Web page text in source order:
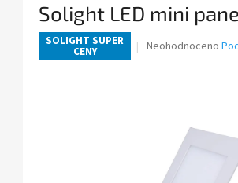
Solight LED mini
SOLIGHT SUPER
CENY
Průměrné
hvězdiček.
Neohodnoceno